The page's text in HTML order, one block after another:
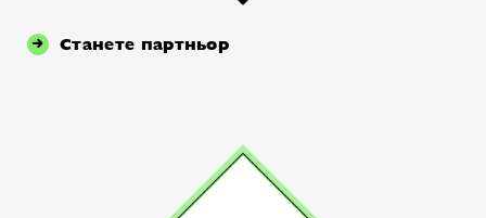
Станете партньор